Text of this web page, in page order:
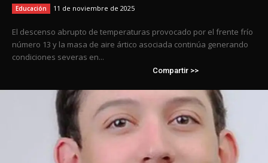
Educación 11 de noviembre de 2025
El descenso abrupto de temperaturas provocado por el frente frío
número 13 y la masa de aire ártico asociada continúa generando
condiciones severas en...
Compartir >>